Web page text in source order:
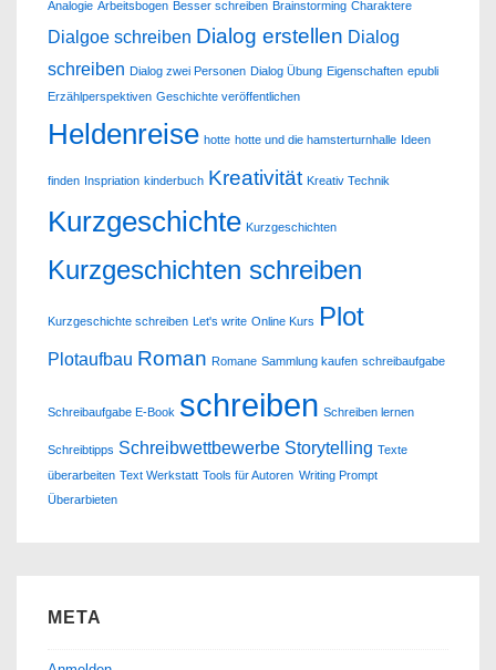
Analogie Arbeitsbogen Besser schreiben Brainstorming Charaktere
Dialgoe schreiben Dialog erstellen Dialog
schreiben Dialog zwei Personen Dialog Übung Eigenschaften epubli
Erzählperspektiven Geschichte veröffentlichen
Heldenreise hotte hotte und die hamsterturnhalle Ideen
finden Inspriation kinderbuch Kreativität Kreativ Technik
Kurzgeschichte Kurzgeschichten
Kurzgeschichten schreiben
Kurzgeschichte schreiben Let's write Online Kurs Plot
Plotaufbau Roman Romane Sammlung kaufen schreibaufgabe
Schreibaufgabe E-Book schreiben Schreiben lernen
Schreibtipps Schreibwettbewerbe Storytelling Texte
überarbeiten Text Werkstatt Tools für Autoren Writing Prompt
Überarbieten
META